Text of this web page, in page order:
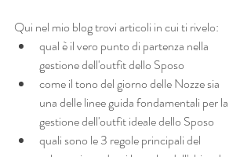
Qui nel mio blog trovi articoli in cui ti rivelo:
qual è il vero punto di partenza nella
gestione dell'outfit dello Sposo
come il tono del giorno delle Nozze sia
una delle linee guida fondamentali per la
gestione dell'outfit ideale dello Sposo
quali sono le 3 regole principali del